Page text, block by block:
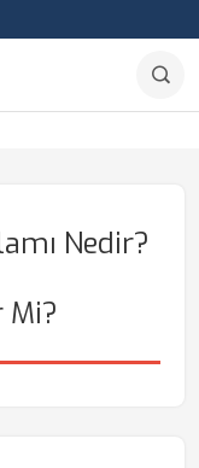
Nedir?
Mi?